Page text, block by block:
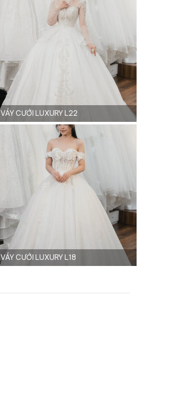
VÁY CƯỚI LUXURY L22
VÁY CƯỚI LUXURY L18